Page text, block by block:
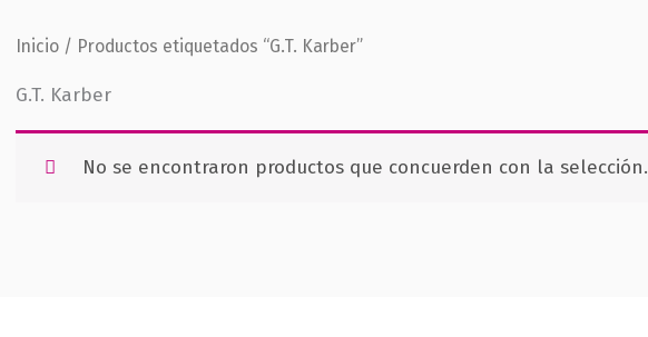
Inicio / Productos etiquetados “G.T. Karber”
G.T. Karber
No se encontraron productos que concuerden con la selección.